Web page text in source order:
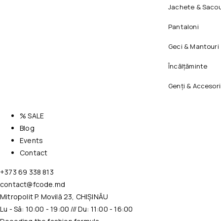
Jachete &
Pantaloni
Geci & Mantouri
Încălțăminte
Genți &
% SALE
Blog
Events
Contact
+373 69 338 813
contact@fcode.md
Mitropolit P. Movilă 23, CHIȘINĂU
Lu - Sâ: 10:00 - 19:00 /// Du: 11:00 - 16:00